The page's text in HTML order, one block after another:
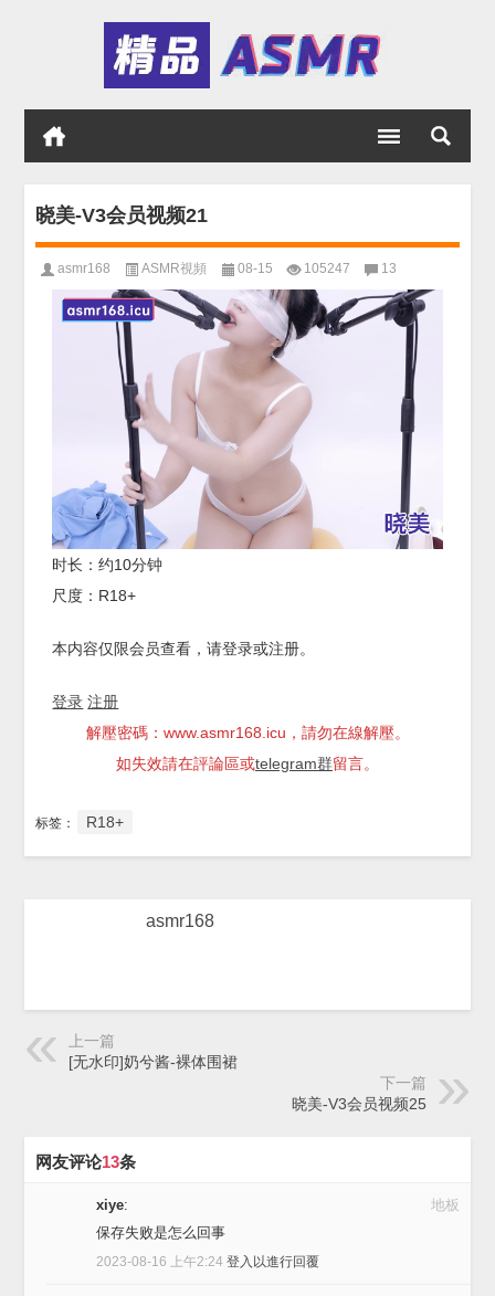
晓美-V3会员视频21
asmr168 ASMR視頻 08-15 105247 13
时长：约10分钟
尺度：R18+
本内容仅限会员查看，请登录或注册。
登录 注册
解壓密碼：www.asmr168.icu，請勿在線解壓。
如失效請在評論區或telegram群留言。
标签： R18+
asmr168
上一篇
[无水印]奶兮酱-裸体围裙
下一篇
晓美-V3会员视频25
网友评论13条
地板
xiye:
保存失败是怎么回事
2023-08-16 上午2:24登入以進行回覆